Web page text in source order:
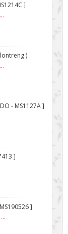
]
)
- MS1127A ]
]
]